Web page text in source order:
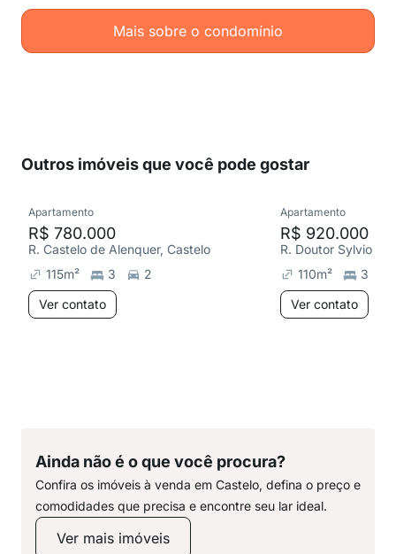
Mais sobre o condomínio
Outros imóveis que você pode gostar
Apartamento
R$ 780.000
R. Castelo de Alenquer, Castelo
115m² 3
2
Ver contato
Apartamento
R$ 920.000
R. Doutor Sylvio
110m²
3
Ver contato
Ainda não é o que você procura?
Confira os imóveis à venda em Castelo, defina o preço e
comodidades que precisa e encontre seu lar ideal.
Ver mais imóveis